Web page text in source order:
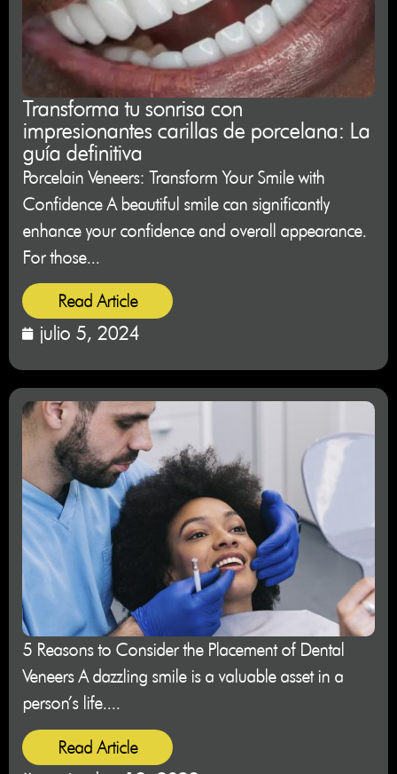
Transforma tu sonrisa con
impresionantes carillas de porcelana: La
guía definitiva
Porcelain Veneers: Transform Your Smile with
Confidence A beautiful smile can significantly
enhance your confidence and overall appearance.
For those...
Read Article
julio 5, 2024
5 Reasons to Consider the Placement of Dental
Veneers A dazzling smile is a valuable asset in a
person’s life....
Read Article